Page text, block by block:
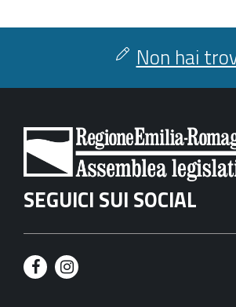
Non hai
SEGUICI SUI SOCIAL
F
I